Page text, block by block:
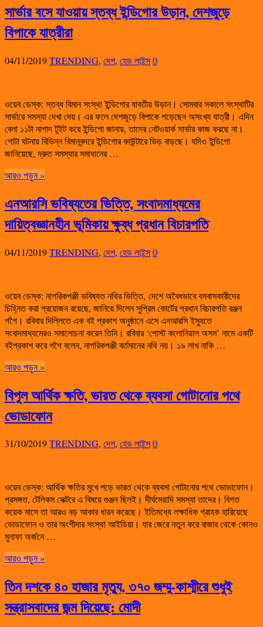
সার্ভার বসে যাওয়ায় স্তব্ধ ইন্ডিগোর উড়ান, দেশজুড়ে
বিপাকে যাত্রীরা
04/11/2019TRENDING, দেশ, হেড লাইন্স0
ওয়েব ডেস্ক: স্তব্ধ বিমান সংস্থা ইন্ডিগোর যাবতীয় উড়ান। সোমবার সকালে সংস্থাটির
সার্ভারে সমস্যা দেখা দেয়। এর ফলে দেশজুড়ে বিপাকে পড়েছেন অসংখ্য যাত্রী। এদিন
বেলা ১১টা নাগাদ টুইট করে ইন্ডিগো জানায়, তাদের নেটওয়ার্ক সার্ভার কাজ করছে না।
গোটা ঘটনায় বিভিন্ন বিমানবন্দরে ইন্ডিগোর কাউন্টারে ভিড় বাড়ছে। যদিও ইন্ডিগো
জানিয়েছে, দ্রুত সমস্যার সমাধানের …
আরও পড়ুন »
এনআরসি ভবিষ্যতের ভিত্তি, সংবাদমাধ্যমের
দায়িত্বজ্ঞানহীন ভূমিকায় ক্ষুব্ধ প্রধান বিচারপতি
04/11/2019TRENDING, দেশ, হেড লাইন্স0
ওয়েব ডেস্ক: নাগরিকপঞ্জী ভবিষ্যত নথির ভিত্তি, দেশে অবৈধভাবে বসবাসকারীদের
চিহ্নিত করা প্রয়োজন রয়েছে, জানিয়ে দিলেন সুপ্রিম কোর্টের প্রধান বিচারপতি রঞ্জন
গগৈ। রবিবার দিল্লিতে এক বই প্রকাশ অনুষ্ঠানে এসে এনআরসি ইস্যুতে
সংবাদমাধ্যমেরও সমালোচনা করেন তিনি। রবিবার ‘পোস্ট কলোনিয়াল অসম’ নামে একটি
বইপ্রকাশ করে গগৈ বলেন, নাগরিকপঞ্জী বর্তমানের নথি নয়। ১৯ লাখ নাকি …
আরও পড়ুন »
বিপুল আর্থিক ক্ষতি, ভারত থেকে ব্যবসা গোটানোর পথে
ভোডাফোন
31/10/2019TRENDING, দেশ, হেড লাইন্স0
ওয়েব ডেস্ক: আর্থিক ক্ষতির মুখে পড়ে ভারত থেকে ব্যবসা গোটানোর পথে ভোডাফোন।
প্রসঙ্গত, টেলিকম সেক্টরে এ বিষয়ে গুঞ্জন ছিলই। দীর্ঘমেয়াদি সমস্যা তাদের। বিগত
কয়েক মাসে তা আরও বড় আকার ধারন করেছে। ইতিমধ্যে লক্ষাধিক গ্রাহক হারিয়েছে
ভোডাফোন ও তার অংশীদার সংস্থা আইডিয়া। যার জেরে নতুন করে বাজার থেকে কোনও
মুনাফা অর্জনে …
আরও পড়ুন »
তিন দশকে ৪০ হাজার মৃত্যু, ৩৭০ জম্মু-কাশ্মীরে শুধুই
সন্ত্রাসবাদের জন্ম দিয়েছে: মোদী